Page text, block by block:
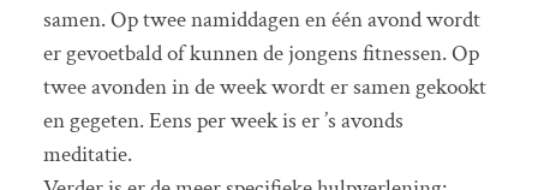
samen. Op twee namiddagen en één avond wordt
er gevoetbald of kunnen de jongens fitnessen. Op
twee avonden in de week wordt er samen gekookt
en gegeten. Eens per week is er ’s avonds
meditatie.